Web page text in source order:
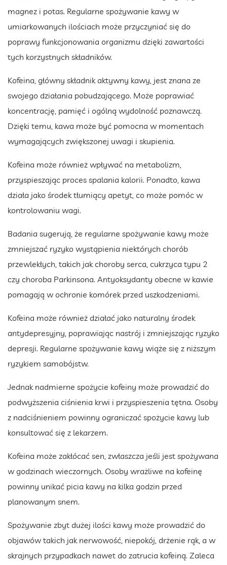
magnez i potas. Regularne spożywanie kawy w
umiarkowanych ilościach może przyczyniać się do
poprawy funkcjonowania organizmu dzięki zawartości
tych korzystnych składników.
Kofeina, główny składnik aktywny kawy, jest znana ze
swojego działania pobudzającego. Może poprawiać
koncentrację, pamięć i ogólną wydolność poznawczą.
Dzięki temu, kawa może być pomocna w momentach
wymagających zwiększonej uwagi i skupienia.
Kofeina może również wpływać na metabolizm,
przyspieszając proces spalania kalorii. Ponadto, kawa
działa jako środek tłumiący apetyt, co może pomóc w
kontrolowaniu wagi.
Badania sugerują, że regularne spożywanie kawy może
zmniejszać ryzyko wystąpienia niektórych chorób
przewlekłych, takich jak choroby serca, cukrzyca typu 2
czy choroba Parkinsona. Antyoksydanty obecne w kawie
pomagają w ochronie komórek przed uszkodzeniami.
Kofeina może również działać jako naturalny środek
antydepresyjny, poprawiając nastrój i zmniejszając ryzyko
depresji. Regularne spożywanie kawy wiąże się z niższym
ryzykiem samobójstw.
Jednak nadmierne spożycie kofeiny może prowadzić do
podwyższenia ciśnienia krwi i przyspieszenia tętna. Osoby
z nadciśnieniem powinny ograniczać spożycie kawy lub
konsultować się z lekarzem.
Kofeina może zakłócać sen, zwłaszcza jeśli jest spożywana
w godzinach wieczornych. Osoby wrażliwe na kofeinę
powinny unikać picia kawy na kilka godzin przed
planowanym snem.
Spożywanie zbyt dużej ilości kawy może prowadzić do
objawów takich jak nerwowość, niepokój, drżenie rąk, a w
skrajnych przypadkach nawet do zatrucia kofeiną. Zaleca